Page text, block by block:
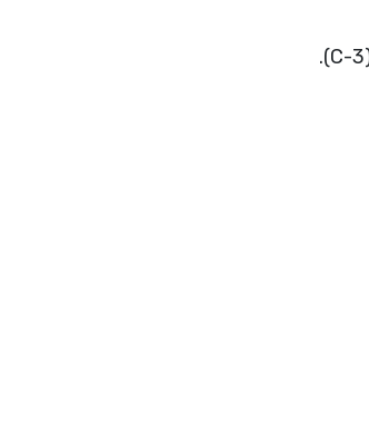
בישראל כחברה לתועלת הציבור בישראל (סעיף 46) ובארה"ב כארגון 501 (C-3).